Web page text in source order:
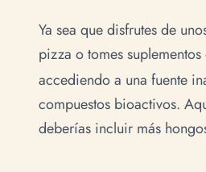
Ya sea que disfrutes de
pizza o tomes suplementos
accediendo a una fuente
compuestos bioactivos.
deberías incluir más